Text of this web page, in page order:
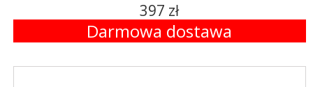
397 zł
Darmowa dostawa